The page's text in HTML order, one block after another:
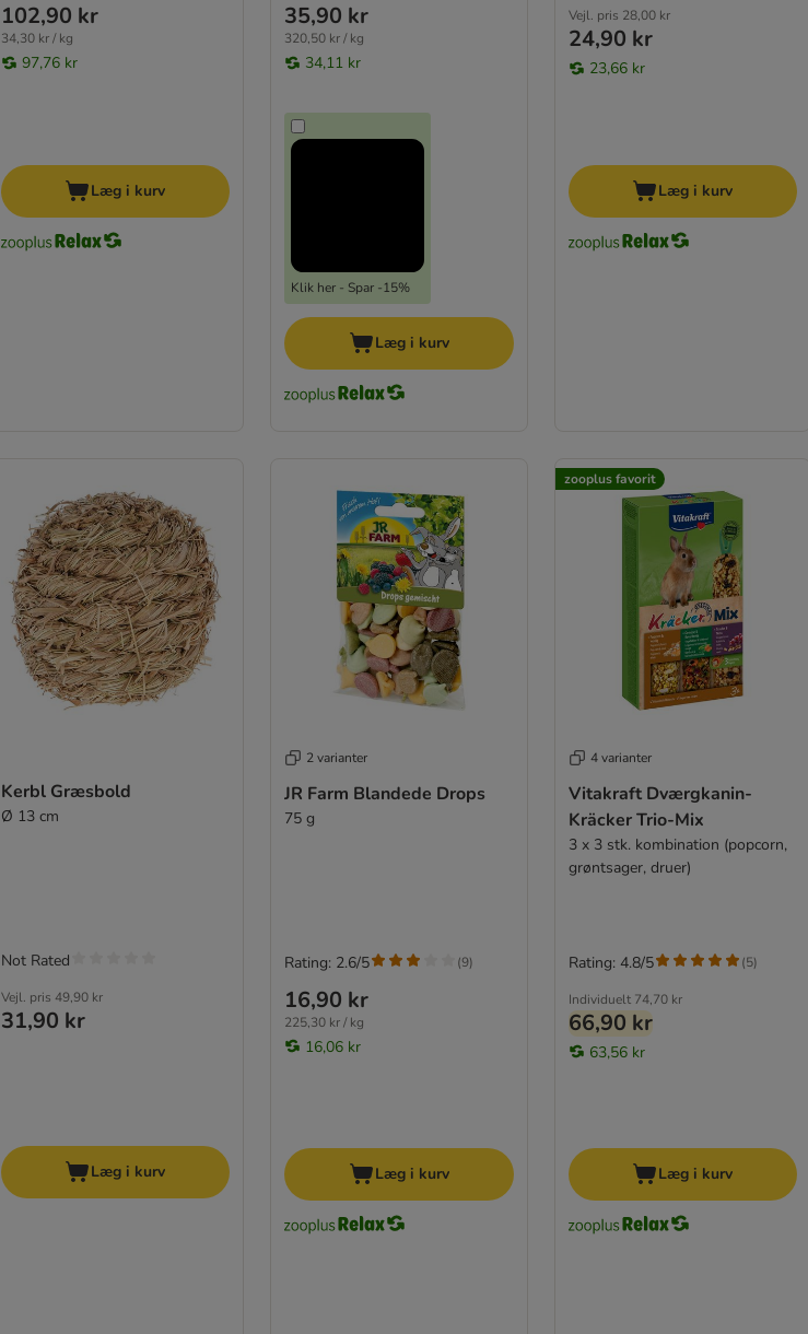
102,90 kr
34,30 kr / kg
97,76 kr
Læg i kurv
35,90 kr
320,50 kr / kg
34,11 kr
Klik her - Spar -15%
Læg i kurv
Vejl. pris 28,00 kr
24,90 kr
23,66 kr
Læg i kurv
Kerbl Græsbold
Ø 13 cm
Vejl. pris 49,90 kr
31,90 kr
Not Rated
Læg i kurv
2 varianter
JR Farm Blandede Drops
75 g
16,90 kr
225,30 kr / kg
16,06 kr
Rating: 2.6/5 (9)
Læg i kurv
zooplus favorit
4 varianter
Vitakraft Dværgkanin-
Kräcker Trio-Mix
3 x 3 stk. kombination (popcorn,
grøntsager, druer)
Individuelt 74,70 kr
66,90 kr
63,56 kr
Rating: 4.8/5 (5)
Læg i kurv